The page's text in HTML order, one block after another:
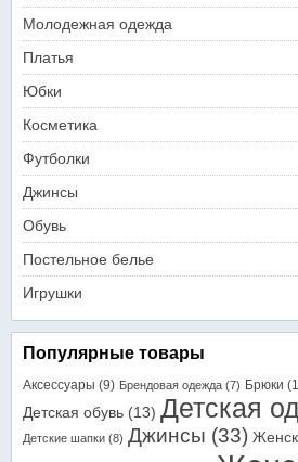
Молодежная одежда
Платья
Юбки
Косметика
Футболки
Джинсы
Обувь
Постельное белье
Игрушки
Популярные товары
Аксессуары (9) Брендовая одежда (7) Брюки
Детская обувь (13) Детская
Детские шапки (8) Джинсы (33)